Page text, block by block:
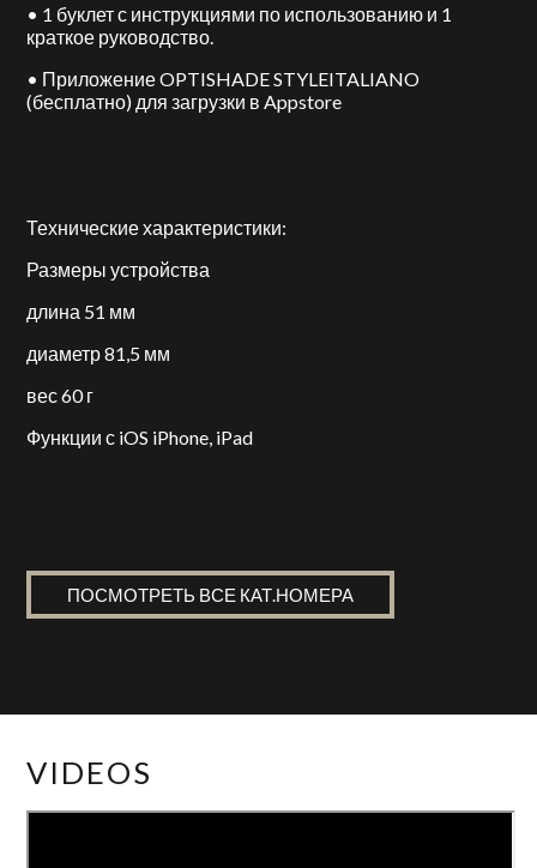
• 1 буклет с инструкциями по использованию и 1
краткое руководство.
• Приложение OPTISHADE STYLEITALIANO
(бесплатно) для загрузки в Appstore
Технические характеристики:
Размеры устройства
длина 51 мм
диаметр 81,5 мм
вес 60 г
Функции с iOS iPhone, iPad
ПОСМОТРЕТЬ ВСЕ КАТ.НОМЕРА
VIDEOS